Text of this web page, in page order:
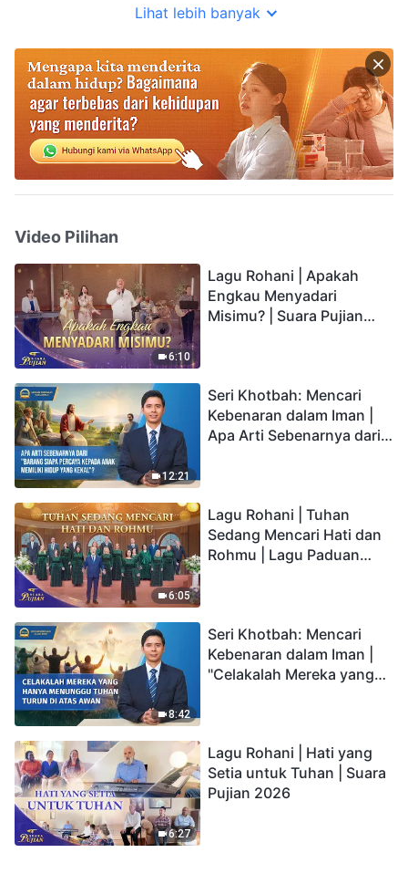
Lihat lebih banyak
Video Pilihan
6:10
Lagu Rohani | Apakah
Engkau Menyadari
Misimu? | Suara Pujian
12:21
Seri Khotbah: Mencari
Kebenaran dalam Iman |
Apa Arti Sebenarnya dari
6:05
Lagu Rohani | Tuhan
Sedang Mencari Hati dan
Rohmu | Lagu Paduan
8:42
Seri Khotbah: Mencari
Kebenaran dalam Iman |
"Celakalah Mereka yang
6:27
Lagu Rohani | Hati yang
Setia untuk Tuhan | Suara
Pujian 2026